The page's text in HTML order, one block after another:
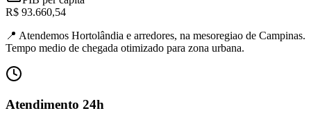
R$ 93.660,54
📍 Atendemos Hortolândia e arredores, na mesoregiao de Campinas.
Tempo medio de chegada otimizado para zona urbana.
Atendimento 24h